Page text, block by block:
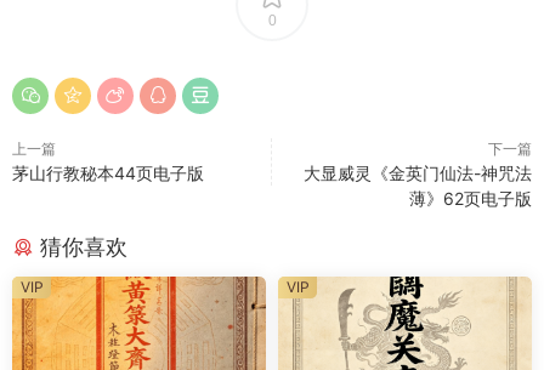
0
上一篇
茅山行教秘本44页电子版
下一篇
大显威灵《金英门仙法-神咒法
薄》62页电子版
猜你喜欢
VIP VIP